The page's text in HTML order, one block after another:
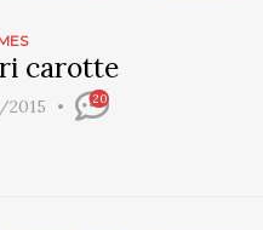
carotte
20